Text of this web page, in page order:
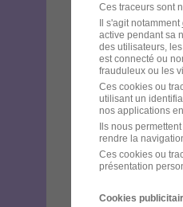
Ces traceurs sont
Il s'agit notamment
active pendant sa
des utilisateurs,
est connecté ou
frauduleux ou les
Ces cookies ou
utilisant un
nos applications
Ils nous
rendre la
Ces cookies ou
présentation
Cookies